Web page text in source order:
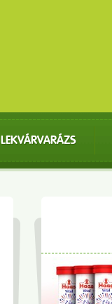
LEKVÁRVARÁZS